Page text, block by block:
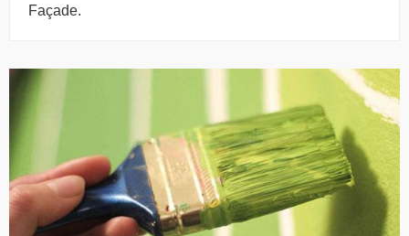
Façade.